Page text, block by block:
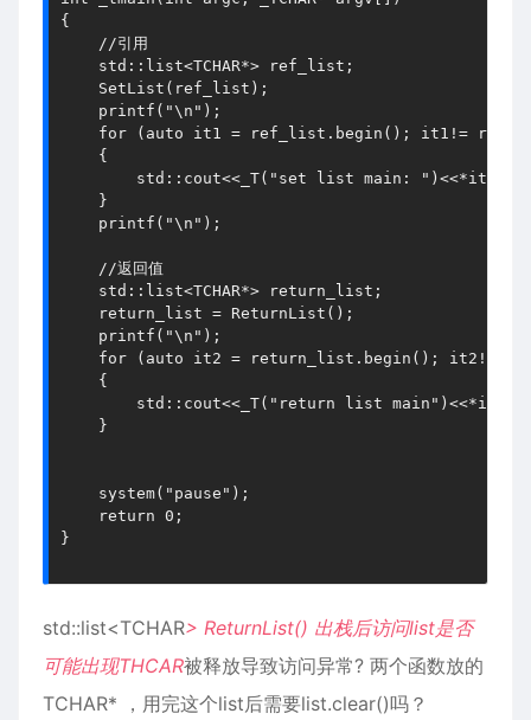
{
    //引用
    std::list<TCHAR*> ref_list;
    SetList(ref_list);
    printf("\n");
for (auto it1 = ref_list.begin(); it1!=
    {
std::cout<<_T("set list main:
    }
    printf("\n");
    //返回值
    std::list<TCHAR*> return_list;
    return_list = ReturnList();
    printf("\n");
for (auto it2 = return_list.begin(); it2!=
    {
std::cout<<_T("return list
    }
    system("pause");
    return 0;
}
std::list<TCHAR> ReturnList() 出栈后访问list是否
可能出现THCAR被释放导致访问异常? 两个函数放的
TCHAR* ，用完这个list后需要list.clear()吗？